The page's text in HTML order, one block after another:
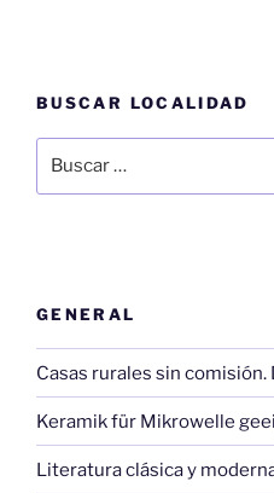
BUSCAR LOCALIDAD
por:
GENERAL
Casas rurales sin
Keramik für Mikrowelle
Literatura clásica y